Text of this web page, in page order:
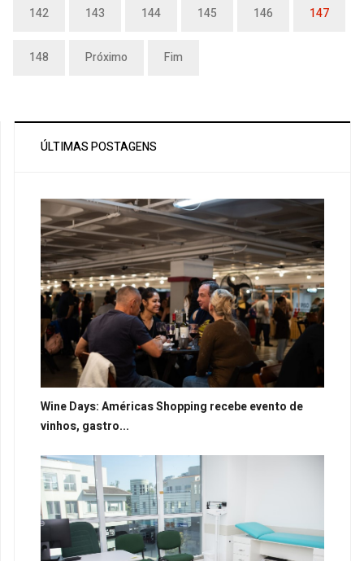
142 143 144 145 146 147
148 Próximo Fim
ÚLTIMAS POSTAGENS
Wine Days: Américas Shopping recebe evento de
vinhos, gastro...